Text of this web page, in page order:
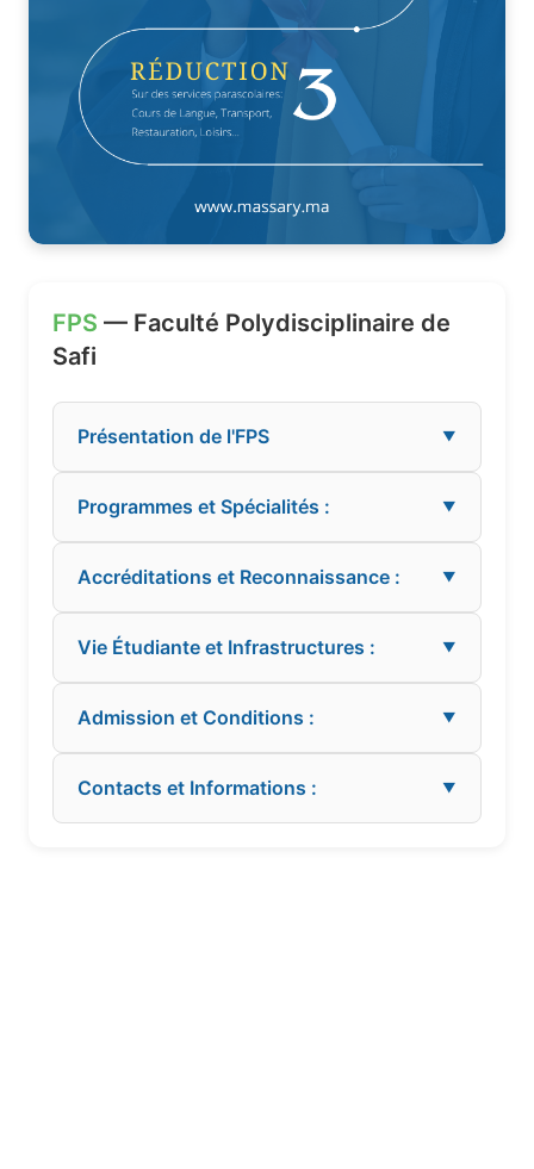
FPS — Faculté Polydisciplinaire de
Safi
Présentation de l'FPS ▼
Programmes et Spécialités : ▼
Accréditations et Reconnaissance : ▼
Vie Étudiante et Infrastructures : ▼
Admission et Conditions : ▼
Contacts et Informations : ▼